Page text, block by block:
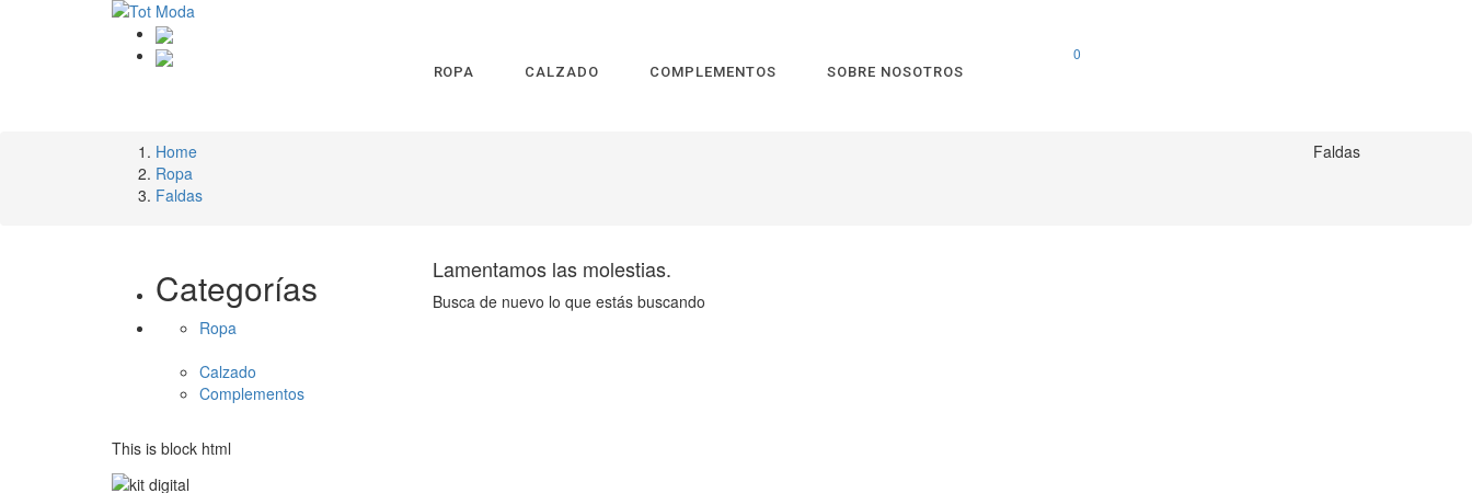
ROPA CALZADO COMPLEMENTOS SOBRE NOSOTROS
0
Home
Ropa
Faldas
Faldas
Categorías
Ropa
Calzado
Complementos
Lamentamos las molestias.
Busca de nuevo lo que estás buscando
This is block html